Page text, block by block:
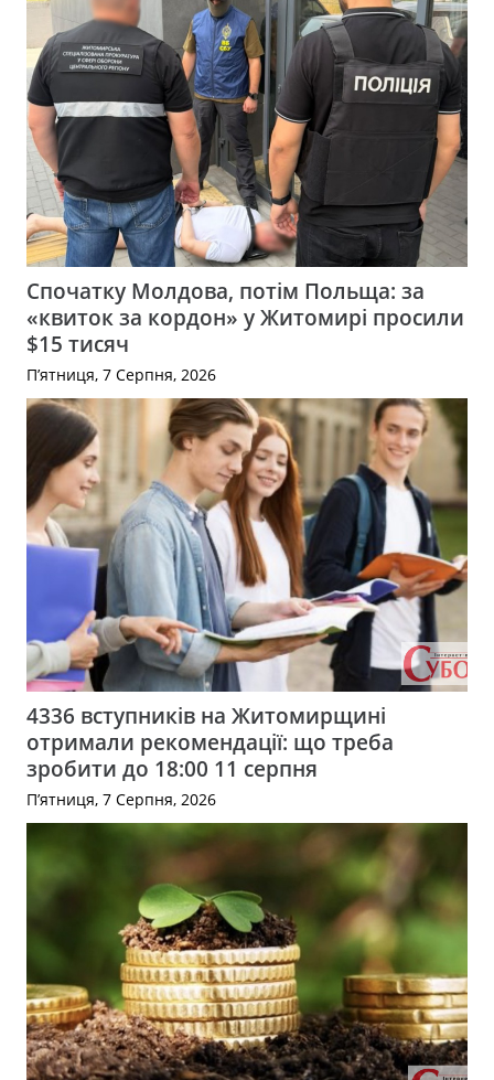
Спочатку Молдова, потім Польща: за
«квиток за кордон» у Житомирі просили
$15 тисяч
П’ятниця, 7 Серпня, 2026
4336 вступників на Житомирщині
отримали рекомендації: що треба
зробити до 18:00 11 серпня
П’ятниця, 7 Серпня, 2026